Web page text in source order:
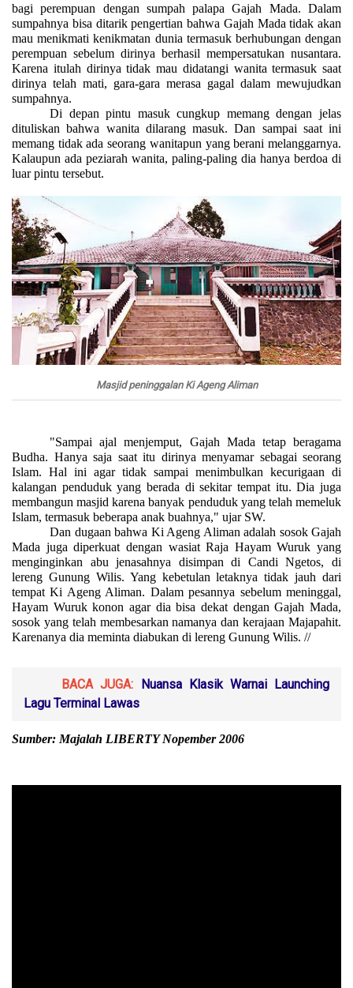
bagi perempuan dengan sumpah palapa Gajah Mada. Dalam
sumpahnya bisa ditarik pengertian bahwa Gajah Mada tidak akan
mau menikmati kenikmatan dunia termasuk berhubungan dengan
perempuan sebelum dirinya berhasil mempersatukan nusantara.
Karena itulah dirinya tidak mau didatangi wanita termasuk saat
dirinya telah mati, gara-gara merasa gagal dalam mewujudkan
sumpahnya.
Di depan pintu masuk cungkup memang dengan jelas
dituliskan bahwa wanita dilarang masuk. Dan sampai saat ini
memang tidak ada seorang wanitapun yang berani melanggarnya.
Kalaupun ada peziarah wanita, paling-paling dia hanya berdoa di
luar pintu tersebut.
Masjid peninggalan Ki Ageng Aliman
"Sampai ajal menjemput, Gajah Mada tetap beragama
Budha. Hanya saja saat itu dirinya menyamar sebagai seorang
Islam. Hal ini agar tidak sampai menimbulkan kecurigaan di
kalangan penduduk yang berada di sekitar tempat itu. Dia juga
membangun masjid karena banyak penduduk yang telah memeluk
Islam, termasuk beberapa anak buahnya," ujar SW.
Dan dugaan bahwa Ki Ageng Aliman adalah sosok Gajah
Mada juga diperkuat dengan wasiat Raja Hayam Wuruk yang
menginginkan abu jenasahnya disimpan di Candi Ngetos, di
lereng Gunung Wilis. Yang kebetulan letaknya tidak jauh dari
tempat Ki Ageng Aliman. Dalam pesannya sebelum meninggal,
Hayam Wuruk konon agar dia bisa dekat dengan Gajah Mada,
sosok yang telah membesarkan namanya dan kerajaan Majapahit.
Karenanya dia meminta diabukan di lereng Gunung Wilis. //
BACA JUGA: Nuansa Klasik Warnai Launching
Lagu Terminal Lawas
Sumber: Majalah LIBERTY Nopember 2006